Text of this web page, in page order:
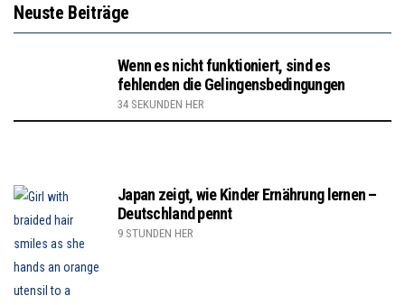
Neuste Beiträge
Wenn es nicht funktioniert, sind es
fehlenden die Gelingensbedingungen
34 SEKUNDEN HER
Japan zeigt, wie Kinder Ernährung lernen –
Deutschland pennt
9 STUNDEN HER